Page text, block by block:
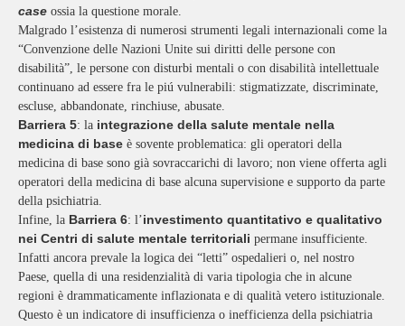
case ossia la questione morale.
Malgrado l’esistenza di numerosi strumenti legali internazionali come la
“Convenzione delle Nazioni Unite sui diritti delle persone con
disabilità”, le persone con disturbi mentali o con disabilità intellettuale
continuano ad essere fra le piú vulnerabili: stigmatizzate, discriminate,
escluse, abbandonate, rinchiuse, abusate.
Barriera 5: la integrazione della salute mentale nella
medicina di base è sovente problematica: gli operatori della
medicina di base sono già sovraccarichi di lavoro; non viene offerta agli
operatori della medicina di base alcuna supervisione e supporto da parte
della psichiatria.
Infine, la Barriera 6: l’investimento quantitativo e qualitativo
nei Centri di salute mentale territoriali permane insufficiente.
Infatti ancora prevale la logica dei “letti” ospedalieri o, nel nostro
Paese, quella di una residenzialità di varia tipologia che in alcune
regioni è drammaticamente inflazionata e di qualità vetero istituzionale.
Questo è un indicatore di insufficienza o inefficienza della psichiatria